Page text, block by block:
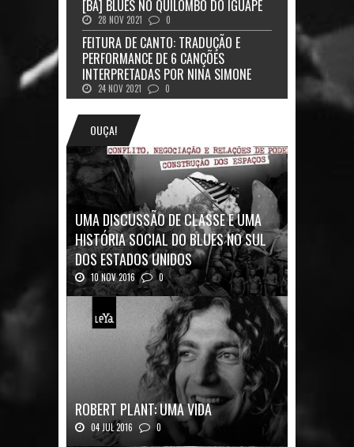
[BA] BLUES NO QUILOMBO DO IGUAPE
28 NOV 2021 0
FEITURA DE CANTO: TRADUÇÃO E
PERFORMANCE DE 6 CANÇÕES
INTERPRETADAS POR NINA SIMONE
24 NOV 2021 0
OUÇA!
UMA DISCUSSÃO DE CLASSE E UMA
HISTÓRIA SOCIAL DO BLUES NO SUL
DOS ESTADOS UNIDOS
10 NOV 2016 0
Mais uma ótima oportunidade de se
ROBERT PLANT: UMA VIDA
04 JUL 2016 0
Robert Plant, o vocalista do Led Zeppeli...